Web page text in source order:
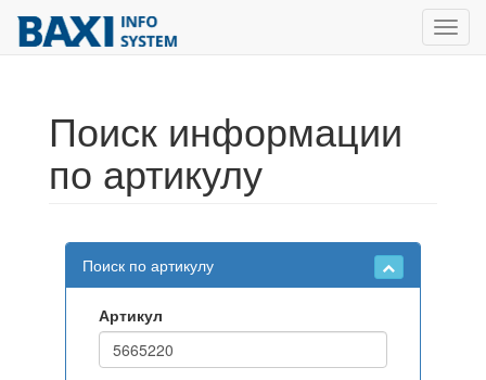
Поиск информации
по артикулу
Поиск по артикулу
Артикул